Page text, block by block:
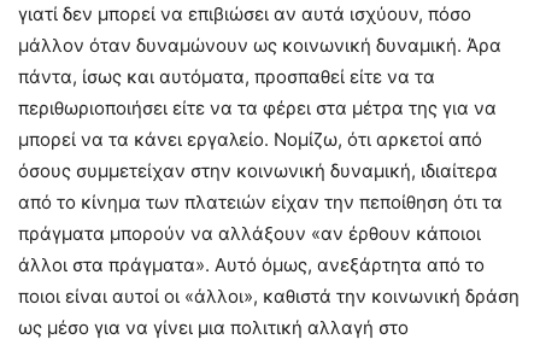
γιατί δεν μπορεί να επιβιώσει αν αυτά ισχύουν, πόσο
μάλλον όταν δυναμώνουν ως κοινωνική δυναμική. Άρα
πάντα, ίσως και αυτόματα, προσπαθεί είτε να τα
περιθωριοποιήσει είτε να τα φέρει στα μέτρα της για να
μπορεί να τα κάνει εργαλείο. Νομίζω, ότι αρκετοί από
όσους συμμετείχαν στην κοινωνική δυναμική, ιδιαίτερα
από το κίνημα των πλατειών είχαν την πεποίθηση ότι τα
πράγματα μπορούν να αλλάξουν «αν έρθουν κάποιοι
άλλοι στα πράγματα». Αυτό όμως, ανεξάρτητα από το
ποιοι είναι αυτοί οι «άλλοι», καθιστά την κοινωνική δράση
ως μέσο για να γίνει μια πολιτική αλλαγή στο